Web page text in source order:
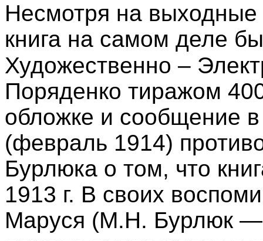
Несмотря на
книга на самом деле
Художественно –
Поряденко тиражом
обложке и сообщение в
(февраль 1914)
Бурлюка о том, что
1913 г. В своих
Маруся (М.Н. Бурлюк